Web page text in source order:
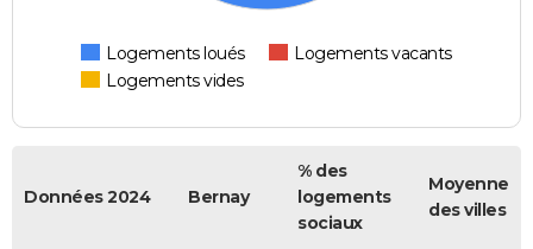
Logements loués
Logements vacants
Logements vides
Données 2024 Bernay
% des
logements
sociaux
Moyenne
des villes